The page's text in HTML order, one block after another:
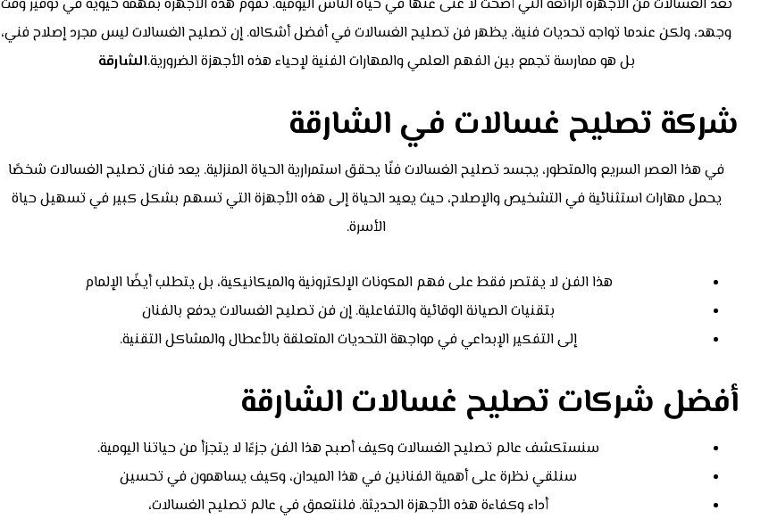
تعد الغسالات من الأجهزة الرائعة التي أضحت لا غنى عنها في حياة الناس اليومية. تقوم هذه الأجهزة بمهمة حيوية في توفير وقت
وجهد، ولكن عندما تواجه تحديات فنية، يظهر فن تصليح الغسالات في أفضل أشكاله. إن تصليح الغسالات ليس مجرد إصلاح فني،
بل هو ممارسة تجمع بين الفهم العلمي والمهارات الفنية لإحياء هذه الأجهزة الضرورية.الشارقة
شركة تصليح غسالات في الشارقة
في هذا العصر السريع والمتطور، يجسد تصليح الغسالات فنًا يحقق استمرارية الحياة المنزلية. يعد فنان تصليح الغسالات شخصًا
يحمل مهارات استثنائية في التشخيص والإصلاح، حيث يعيد الحياة إلى هذه الأجهزة التي تسهم بشكل كبير في تسهيل حياة
الأسرة.
هذا الفن لا يقتصر فقط على فهم المكونات الإلكترونية والميكانيكية، بل يتطلب أيضًا الإلمام
بتقنيات الصيانة الوقائية والتفاعلية. إن فن تصليح الغسالات يدفع بالفنان
إلى التفكير الإبداعي في مواجهة التحديات المتعلقة بالأعطال والمشاكل التقنية.
أفضل شركات تصليح غسالات الشارقة
سنستكشف عالم تصليح الغسالات وكيف أصبح هذا الفن جزءًا لا يتجزأ من حياتنا اليومية.
سنلقي نظرة على أهمية الفنانين في هذا الميدان، وكيف يساهمون في تحسين
أداء وكفاءة هذه الأجهزة الحديثة. فلنتعمق في عالم تصليح الغسالات،